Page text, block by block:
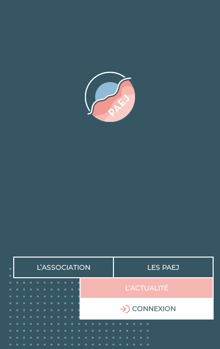
L’ASSOCIATION LES PAEJ
L’ACTUALITÉ
CONNEXION